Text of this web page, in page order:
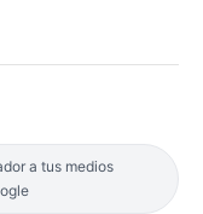
a tus medios